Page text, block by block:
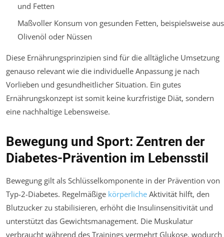
und Fetten
Maßvoller Konsum von gesunden Fetten, beispielsweise aus
Olivenöl oder Nüssen
Diese Ernährungsprinzipien sind für die alltägliche Umsetzung
genauso relevant wie die individuelle Anpassung je nach
Vorlieben und gesundheitlicher Situation. Ein gutes
Ernährungskonzept ist somit keine kurzfristige Diät, sondern
eine nachhaltige Lebensweise.
Bewegung und Sport: Zentren der
Diabetes-Prävention im Lebensstil
Bewegung gilt als Schlüsselkomponente in der Prävention von
Typ-2-Diabetes. Regelmäßige körperliche Aktivität hilft, den
Blutzucker zu stabilisieren, erhöht die Insulinsensitivität und
unterstützt das Gewichtsmanagement. Die Muskulatur
verbraucht während des Trainings vermehrt Glukose, wodurch